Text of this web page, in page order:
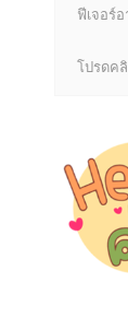
ฟีเจอร์
โปรดค